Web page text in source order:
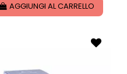
AGGIUNGI AL CARRELLO